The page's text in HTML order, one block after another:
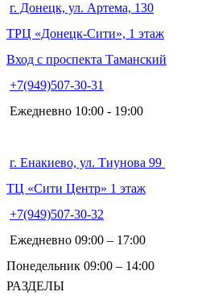
г. Донецк, ул. Артема, 130
ТРЦ «Донецк-Сити», 1 этаж
Вход с проспекта Таманский
+7(949)507-30-31
Ежедневно 10:00 - 19:00
г. Енакиево, ул. Тиунова 99
ТЦ «Сити Центр» 1 этаж
+7(949)507-30-32
Ежедневно 09:00 – 17:00
Понедельник 09:00 – 14:00
РАЗДЕЛЫ